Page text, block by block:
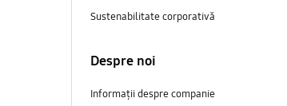
Sustenabilitate corporativă
Despre noi
Informații despre companie